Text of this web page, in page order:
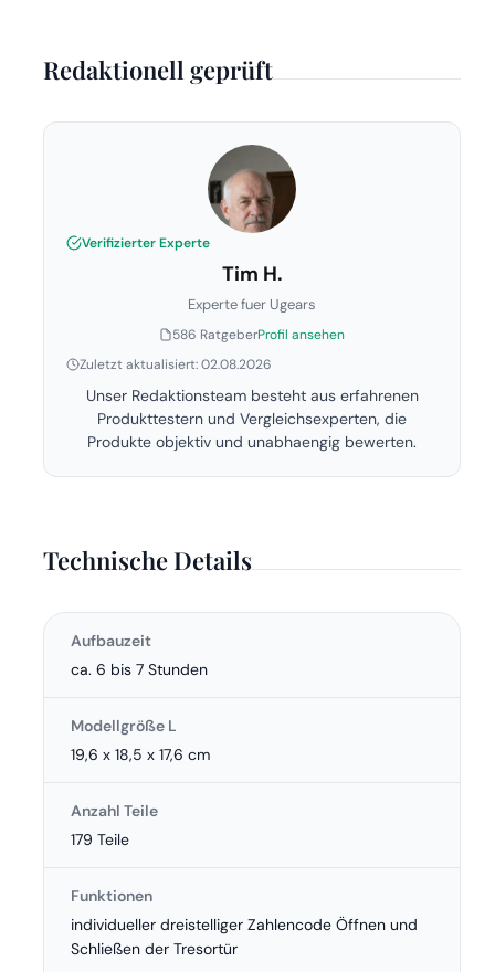
Redaktionell geprüft
Verifizierter Experte
Tim H.
Experte fuer Ugears
586 RatgeberProfil ansehen
Zuletzt aktualisiert: 02.08.2026
Unser Redaktionsteam besteht aus erfahrenen
Produkttestern und Vergleichsexperten, die
Produkte objektiv und unabhaengig bewerten.
Technische Details
Aufbauzeit
ca. 6 bis 7 Stunden
Modellgröße L
19,6 x 18,5 x 17,6 cm
Anzahl Teile
179 Teile
Funktionen
individueller dreistelliger Zahlencode Öffnen und
Schließen der Tresortür